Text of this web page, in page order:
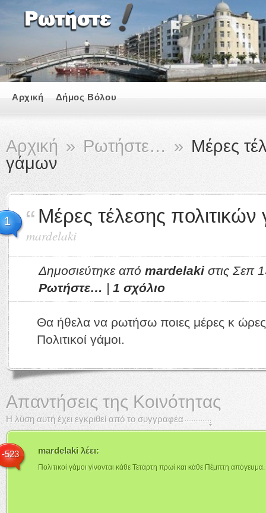
Αρχική Δήμος Βόλου
Αρχική » Ρωτήστε… » Μέρες
γάμων
1 Μέρες τέλεσης
mardelaki
Δημοσιεύτηκε από mardelaki στις Σεπ
Ρωτήστε… | 1 σχόλιο
Θα ήθελα να ρωτήσω ποιες μέρες κ ώρες
Πολιτικοί γάμοι.
Απαντήσεις της Κοινότητας
Η λύση αυτή έχει εγκριθεί από το συγγραφέα
mardelaki λέει:
Πολιτικοί γάμοι γίνονται κάθε Τετάρτη πρωί και κάθε Πέμπτη απόγευμα.
-523